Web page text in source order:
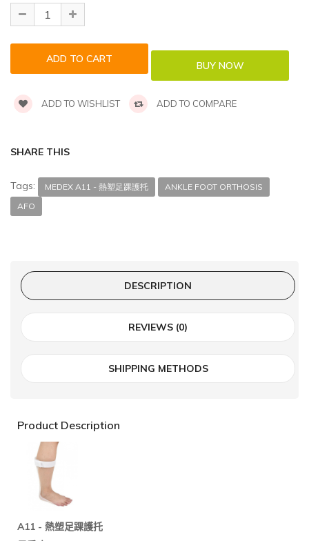
ADD TO WISHLIST ADD TO COMPARE
SHARE THIS
Tags: MEDEX A11 - 熱塑足踝護托
ANKLE FOOT ORTHOSIS
AFO
DESCRIPTION
REVIEWS (0)
SHIPPING METHODS
Product Description
A11 - 熱塑足踝護托